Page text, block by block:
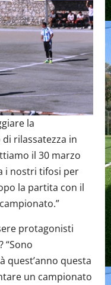
la
rilassatezza in
il 30 marzo
i nostri tifosi per
la partita con il
protagonisti
“Sono
quest’anno questa
un campionato